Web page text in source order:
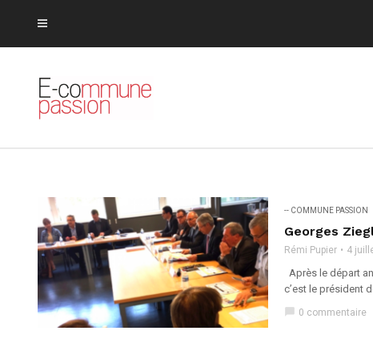
-- COMMUNE PASSION
Georges
Rémi Pupier 4
Après le départ
c’est le président
chat_bubble 0 commentaire